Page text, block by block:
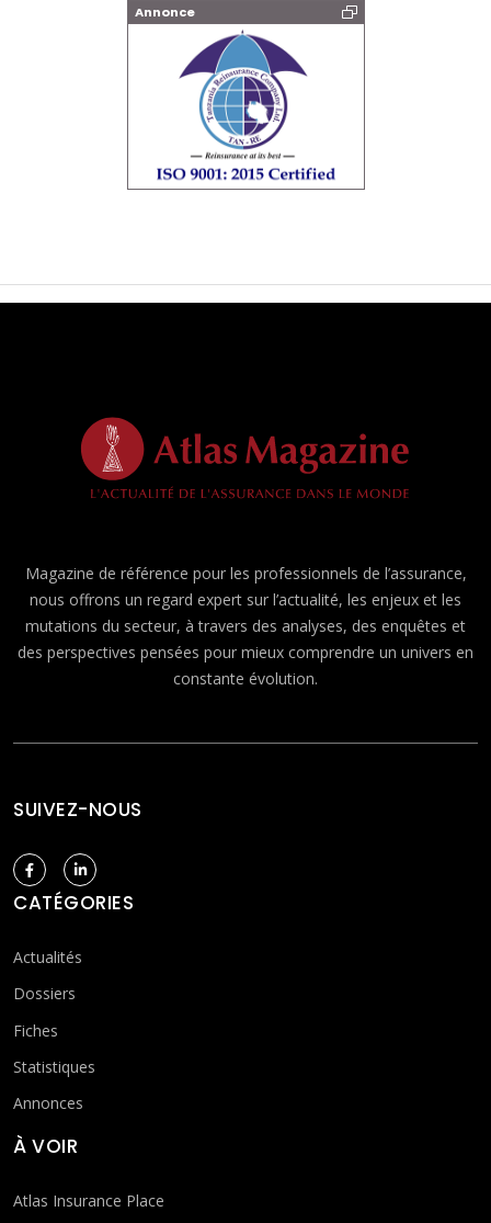
Annonce
Magazine de référence pour les professionnels de l’assurance,
nous offrons un regard expert sur l’actualité, les enjeux et les
mutations du secteur, à travers des analyses, des enquêtes et
des perspectives pensées pour mieux comprendre un univers en
constante évolution.
SUIVEZ-NOUS
CATÉGORIES
Actualités
Dossiers
Fiches
Statistiques
Annonces
À VOIR
Atlas Insurance Place